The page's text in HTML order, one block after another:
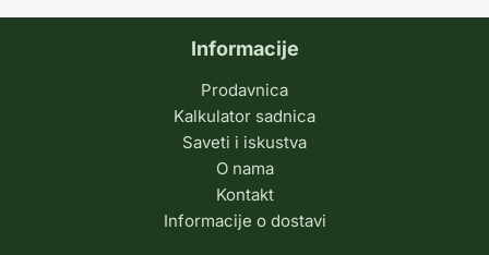
Informacije
Prodavnica
Kalkulator sadnica
Saveti i iskustva
O nama
Kontakt
Informacije o dostavi